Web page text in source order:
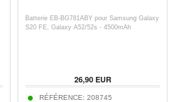
Batterie EB-BG781ABY pour Samsung Galaxy
S20 FE, Galaxy A52/52s - 4500mAh
26,90EUR
RÉFÉRENCE: 208745